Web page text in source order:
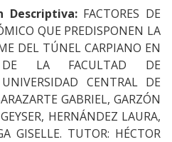
Descriptiva:FACTORES DE
QUE PREDISPONEN LA
DEL TÚNEL CARPIANO EN
DE LA FACULTAD DE
CENTRAL DE
GABRIEL, GARZÓN
HERNÁNDEZ LAURA,
GISELLE. TUTOR: HÉCTOR